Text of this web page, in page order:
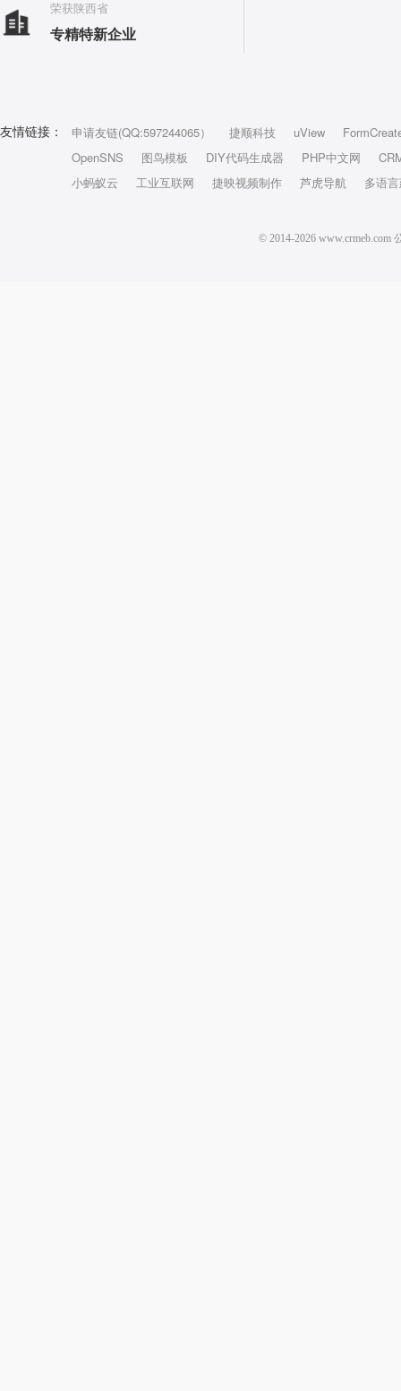
荣获陕西省
专精特新企业
友情链接： 申请友链(QQ:597244065） 捷顺科技 uView
OpenSNS
图鸟模板 DIY代码生成器 PHP中文网
小蚂蚁云
工业互联网 捷映视频制作 芦虎导航 多语
© 2014-2026